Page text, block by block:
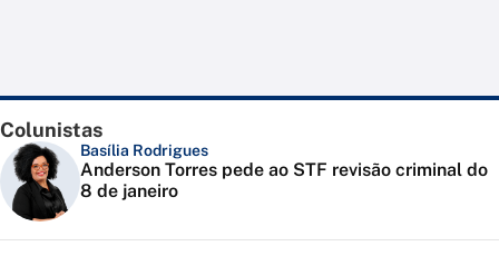
Colunistas
Basília Rodrigues
Anderson Torres pede ao STF revisão criminal do
8 de janeiro